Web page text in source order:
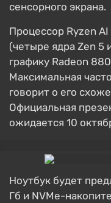
сенсорного экрана.
Процессор Ryzen
(четыре ядра Zen 5
графику Radeon
Максимальная
говорит о его
Официальная
ожидается 10
Ноутбук будет
Гб и NVMe-